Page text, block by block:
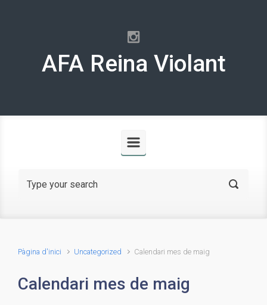
AFA Reina Violant
Pàgina d'inici Uncategorized Calendari mes de maig
Calendari mes de maig